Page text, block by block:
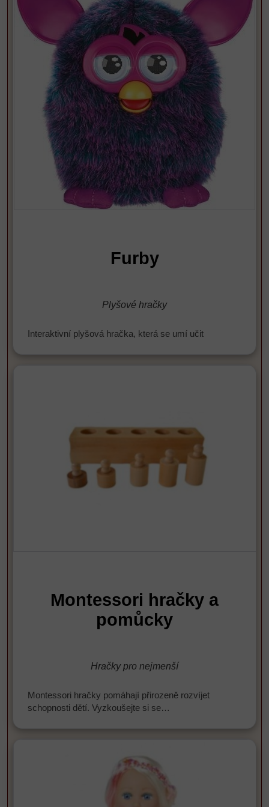
dřevěném dekoru o celkové
délce 65 cm kolejové segmenty
mají otvory pro případnou
montáž k podkladu železničního
diorama plně kompatibilní s
kolejovým systémem jiných
stavebnic a zvládá zakřivení
R88 Kupte dětem stavebnici
Cobi! Vhodné pro děti od 10 let
Materiál: plast Rozměr modelu:
41 x 10 x 14 cm Rozměry
balení: 40 x 28 x 6 cm Země
původu: EU
Výrobce (značka):
Cobi
Furby
Plyšové hračky
Interaktivní plyšová hračka, která se umí učit
Montessori hračky a
pomůcky
Hračky pro nejmenší
Montessori hračky pomáhají přirozeně rozvíjet
schopnosti dětí. Vyzkoušejte si se…